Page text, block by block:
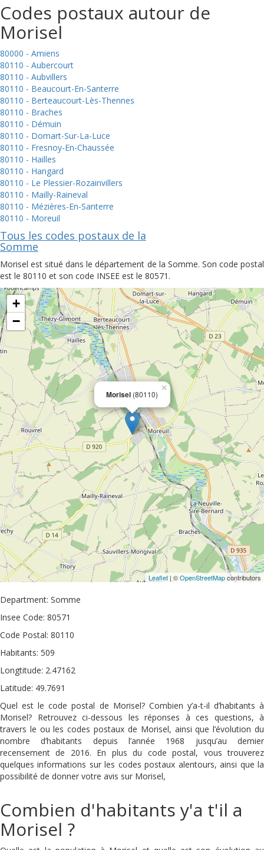
Codes postaux autour de
Morisel
80000 - Amiens
80110 - Aubercourt
80110 - Aubvillers
80110 - Beaucourt-En-Santerre
80110 - Berteaucourt-Lès-Thennes
80110 - Braches
80110 - Démuin
80110 - Domart-Sur-La-Luce
80110 - Fresnoy-En-Chaussée
80110 - Hailles
80110 - Hangard
80110 - Le Plessier-Rozainvillers
80110 - Mailly-Raineval
80110 - Mézières-En-Santerre
80110 - Moreuil
Tous les codes postaux de la
Somme
Morisel est situé dans le département de la Somme. Son code postal
est le 80110 et son code INSEE est le 80571.
Morisel (80110)
×
+
−
Leaflet | ©OpenStreetMapcontributors
Department: Somme
Insee Code: 80571
Code Postal: 80110
Habitants: 509
Longtitude: 2.47162
Latitude: 49.7691
Quel est le code postal de Morisel? Combien y’a-t-il d’habitants à
Morisel? Retrouvez ci-dessous les réponses à ces questions, à
travers le ou les codes postaux de Morisel, ainsi que l’évolution du
nombre d’habitants depuis l’année 1968 jusqu’au dernier
recensement de 2016. En plus du code postal, vous trouverez
quelques informations sur les codes postaux alentours, ainsi que la
possibilité de donner votre avis sur Morisel,
Combien d'habitants y'a t'il a
Morisel ?